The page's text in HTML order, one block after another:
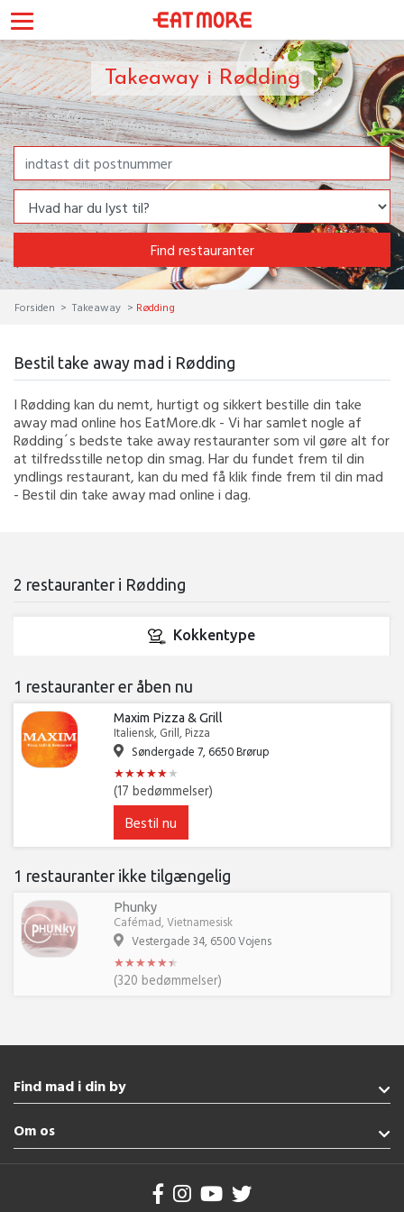
Takeaway i Rødding
Find restauranter
Forsiden Takeaway Rødding
Bestil take away mad i Rødding
I Rødding kan du nemt, hurtigt og sikkert bestille din take
away mad online hos EatMore.dk - Vi har samlet nogle af
Rødding´s bedste take away restauranter som vil gøre alt for
at tilfredsstille netop din smag. Har du fundet frem til din
yndlings restaurant, kan du med få klik finde frem til din mad
- Bestil din take away mad online i dag.
2 restauranter i Rødding
Kokkentype
1 restauranter er åben nu
Maxim Pizza & Grill
Italiensk, Grill, Pizza
Søndergade 7, 6650 Brørup
★★★★★★
★★★★★★
(17 bedømmelser)
Bestil nu
1 restauranter ikke tilgængelig
Phunky
Cafémad, Vietnamesisk
Vestergade 34, 6500 Vojens
★★★★★★
★★★★★★
(320 bedømmelser)
Find mad i din by
Sønderborg
Nordborg
Vejle
Om os
Handelsbetingelser